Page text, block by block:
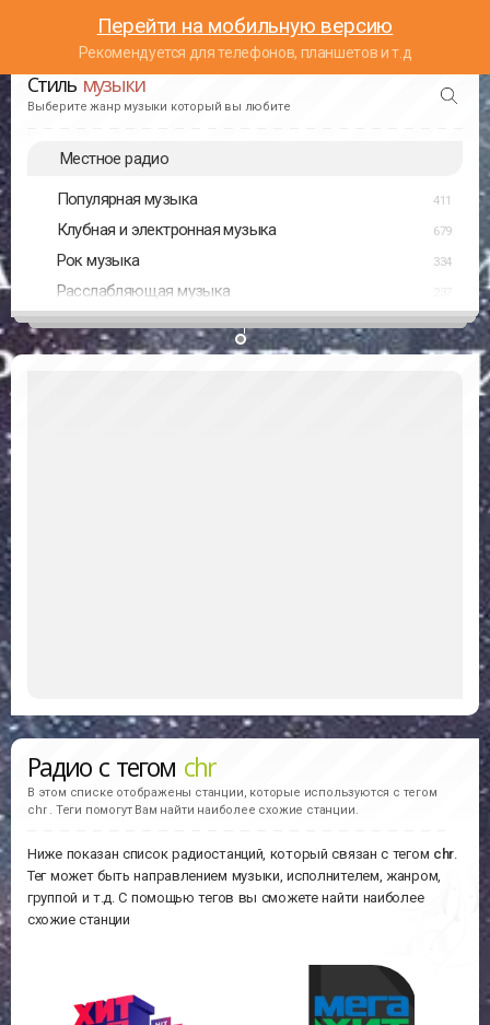
Перейти на мобильную версию
Рекомендуется для телефонов, планшетов и т.д
Стиль музыки
Выберите жанр музыки который вы любите
Местное радио
Популярная музыка 411
Клубная и электронная музыка 679
Рок музыка 334
Расслабляющая музыка
Радио с тегом chr
В этом списке отображены станции, которые используются с тегом
chr . Теги помогут Вам найти наиболее схожие станции.
Ниже показан список радиостанций, который связан с тегом chr.
Тег может быть направлением музыки, исполнителем, жанром,
группой и т.д. С помощью тегов вы сможете найти наиболее
схожие станции